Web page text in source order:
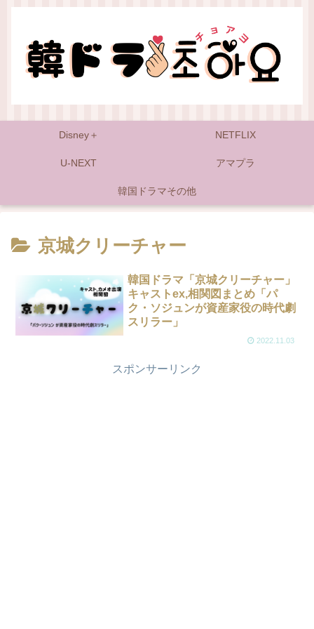
Disney＋ NETFLIX
U-NEXT アマプラ
韓国ドラマその他
京城クリーチャー
韓国ドラマ「京城クリーチャー」
キャストex,相関図まとめ「パ
ク・ソジュンが資産家役の時代劇
スリラー」
2022.11.03
スポンサーリンク